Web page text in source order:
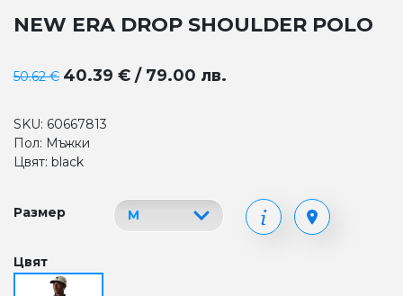
NEW ERA DROP SHOULDER POLO
50.62 € 40.39 € / 79.00 лв.
SKU: 60667813
Пол: Мъжки
Цвят: black
Размер
Цвят